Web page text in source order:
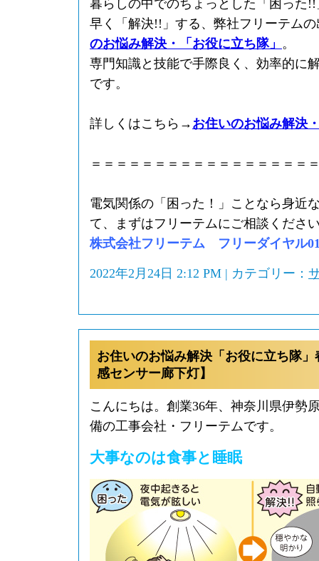
暮らしの中でのちょっとした「困った
早く「解決!!」する、弊社フリーテム
のお悩み解決・「お役に立ち隊」 。
専門知識と技能で手際良く、効率的に
です。
詳しくはこちら→ お住いのお悩み解決
＝＝＝＝＝＝＝＝＝＝＝＝＝＝＝＝＝
電気関係の「困った！」ことなら身近
て、まずはフリーテムにご相談くださ
株式会社フリーテム フリーダイヤル
2022年2月24日 2:12 PM | カテゴリー：
お住いのお悩み解決「お役に立ち隊
感センサー廊下灯】
こんにちは。創業36年、神奈川県伊勢
備の工事会社・フリーテムです。
大事なのは食事と睡眠